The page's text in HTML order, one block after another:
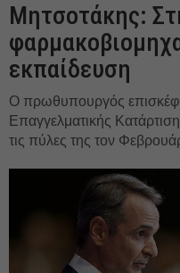
Μητσοτάκης:
εκπαίδευση
Ο πρωθυπουργός
Επαγγελματικής
τις πύλες της τον